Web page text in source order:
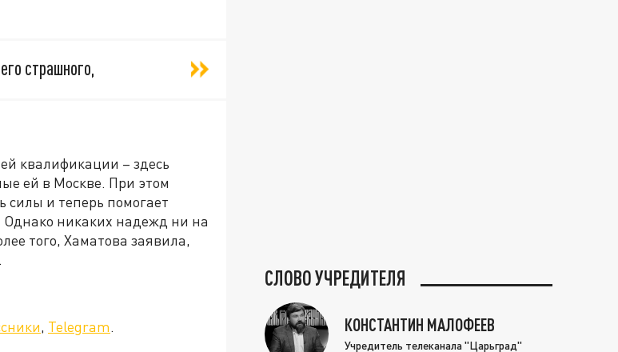
страшного,
квалификации – здесь
ей в Москве. При этом
силы и теперь помогает
Однако никаких надежд ни на
того, Хаматова заявила,
, Telegram.
СЛОВО УЧРЕДИТЕЛЯ
КОНСТАНТИН МАЛОФЕЕВ
Учредитель телеканала "Царьград"